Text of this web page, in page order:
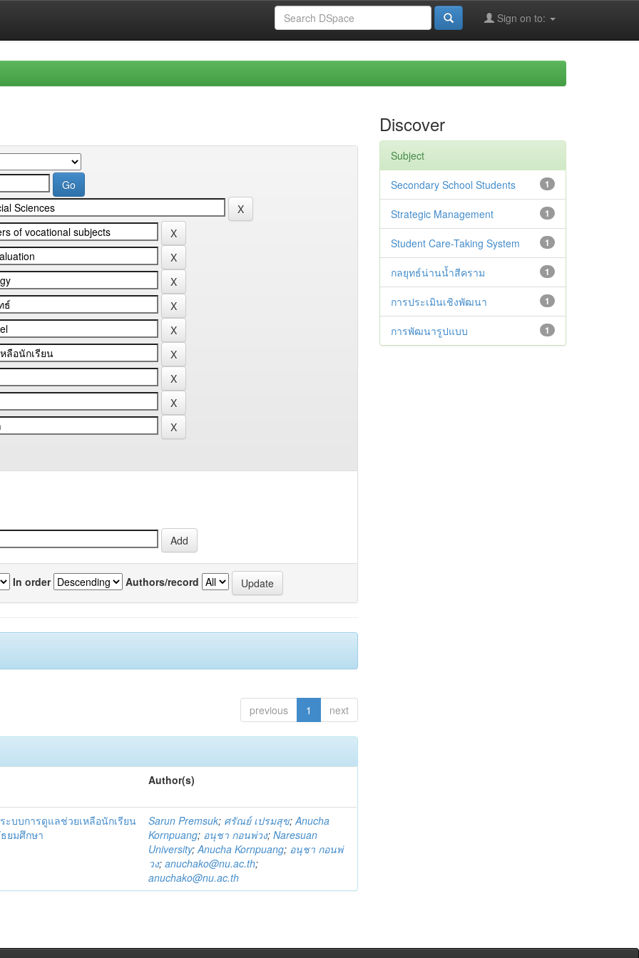
Sign on to:
In order Authors/record
previous 1 next
Author(s)
บบการดูแลช่วยเหลือนักเรียน
ยมศึกษา
Sarun Premsuk; ศรัณย์ เปรมสุข;Anucha
Kornpuang; อนุชา กอนพ่วง;Naresuan
University;Anucha Kornpuang; อนุชา กอนพ่
วง;anuchako@nu.ac.th;
anuchako@nu.ac.th
Discover
Subject
1
Secondary School Students
1
Strategic Management
1
Student Care-Taking System
1
กลยุทธ์น่านน้ำสีคราม
1
การประเมินเชิงพัฒนา
1
การพัฒนารูปแบบ